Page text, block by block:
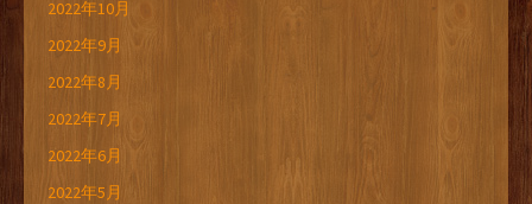
2022年10月
2022年9月
2022年8月
2022年7月
2022年6月
2022年5月